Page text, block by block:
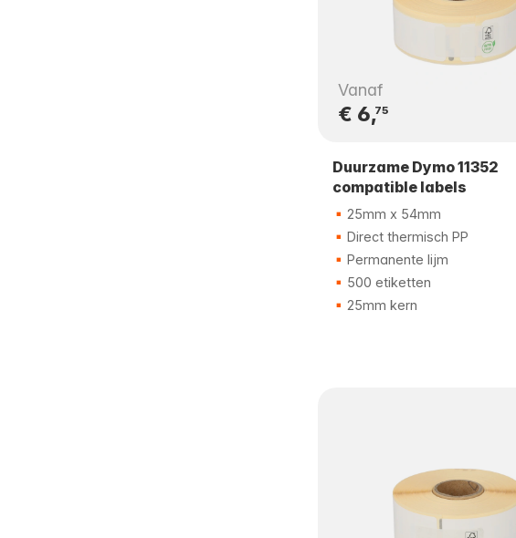
Vanaf
€ 6,75
Duurzame Dymo 11352
compatible labels
25mm x 54mm
Direct thermisch PP
Permanente lijm
500 etiketten
25mm kern